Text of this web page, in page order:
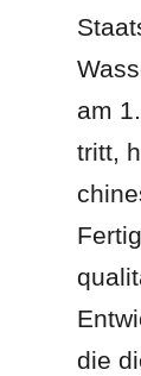
am
tritt,
die